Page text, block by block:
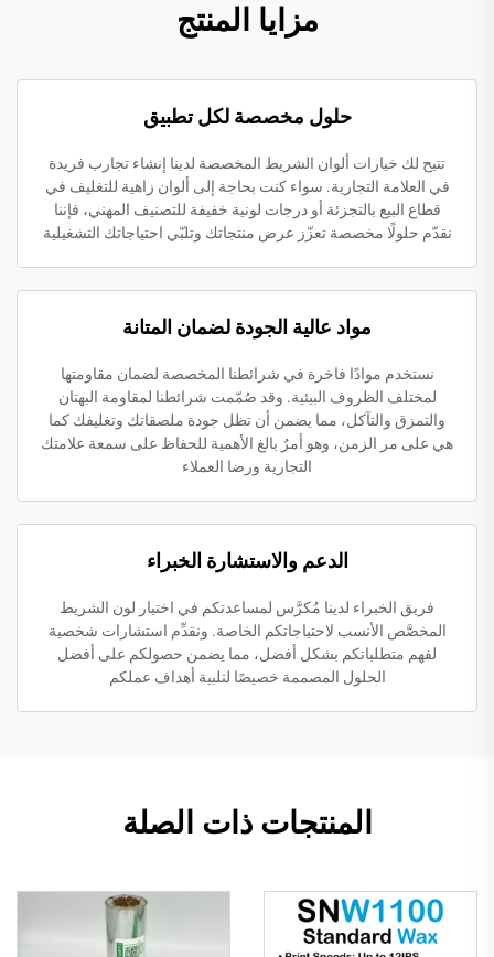
مزايا المنتج
حلول مخصصة لكل تطبيق
تتيح لك خيارات ألوان الشريط المخصصة لدينا إنشاء تجارب فريدة
في العلامة التجارية. سواء كنت بحاجة إلى ألوان زاهية للتغليف في
قطاع البيع بالتجزئة أو درجات لونية خفيفة للتصنيف المهني، فإننا
نقدّم حلولًا مخصصة تعزّز عرض منتجاتك وتلبّي احتياجاتك التشغيلية
مواد عالية الجودة لضمان المتانة
نستخدم موادًا فاخرة في شرائطنا المخصصة لضمان مقاومتها
لمختلف الظروف البيئية. وقد صُمّمت شرائطنا لمقاومة البهتان
والتمزق والتآكل، مما يضمن أن تظل جودة ملصقاتك وتغليفك كما
هي على مر الزمن، وهو أمرٌ بالغ الأهمية للحفاظ على سمعة علامتك
التجارية ورضا العملاء
الدعم والاستشارة الخبراء
فريق الخبراء لدينا مُكرَّس لمساعدتكم في اختيار لون الشريط
المخصَّص الأنسب لاحتياجاتكم الخاصة. ونقدِّم استشارات شخصية
لفهم متطلباتكم بشكل أفضل، مما يضمن حصولكم على أفضل
الحلول المصممة خصيصًا لتلبية أهداف عملكم
المنتجات ذات الصلة